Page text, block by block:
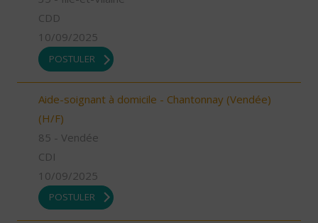
CDD
10/09/2025
POSTULER
Aide-soignant à domicile - Chantonnay (Vendée)
(H/F)
85 - Vendée
CDI
10/09/2025
POSTULER